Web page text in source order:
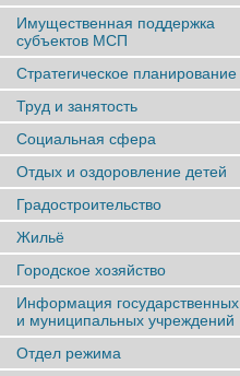
Имущественная поддержка
субъектов МСП
Стратегическое планирование
Труд и занятость
Социальная сфера
Отдых и оздоровление детей
Градостроительство
Жильё
Городское хозяйство
Информация государственных
и муниципальных учреждений
Отдел режима